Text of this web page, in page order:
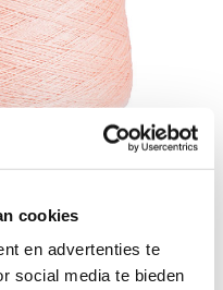
cookies
en advertenties te
social media te bieden
yarn Nm 28/2